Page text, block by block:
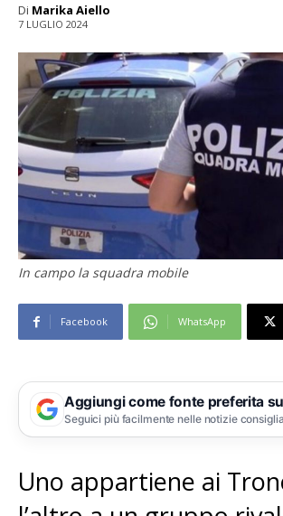
Di Marika Aiello
7 LUGLIO 2024
In campo la squadra mobile
Facebook WhatsApp
Aggiungi come fonte preferita
Seguici più facilmente nelle notizie
Uno appartiene ai